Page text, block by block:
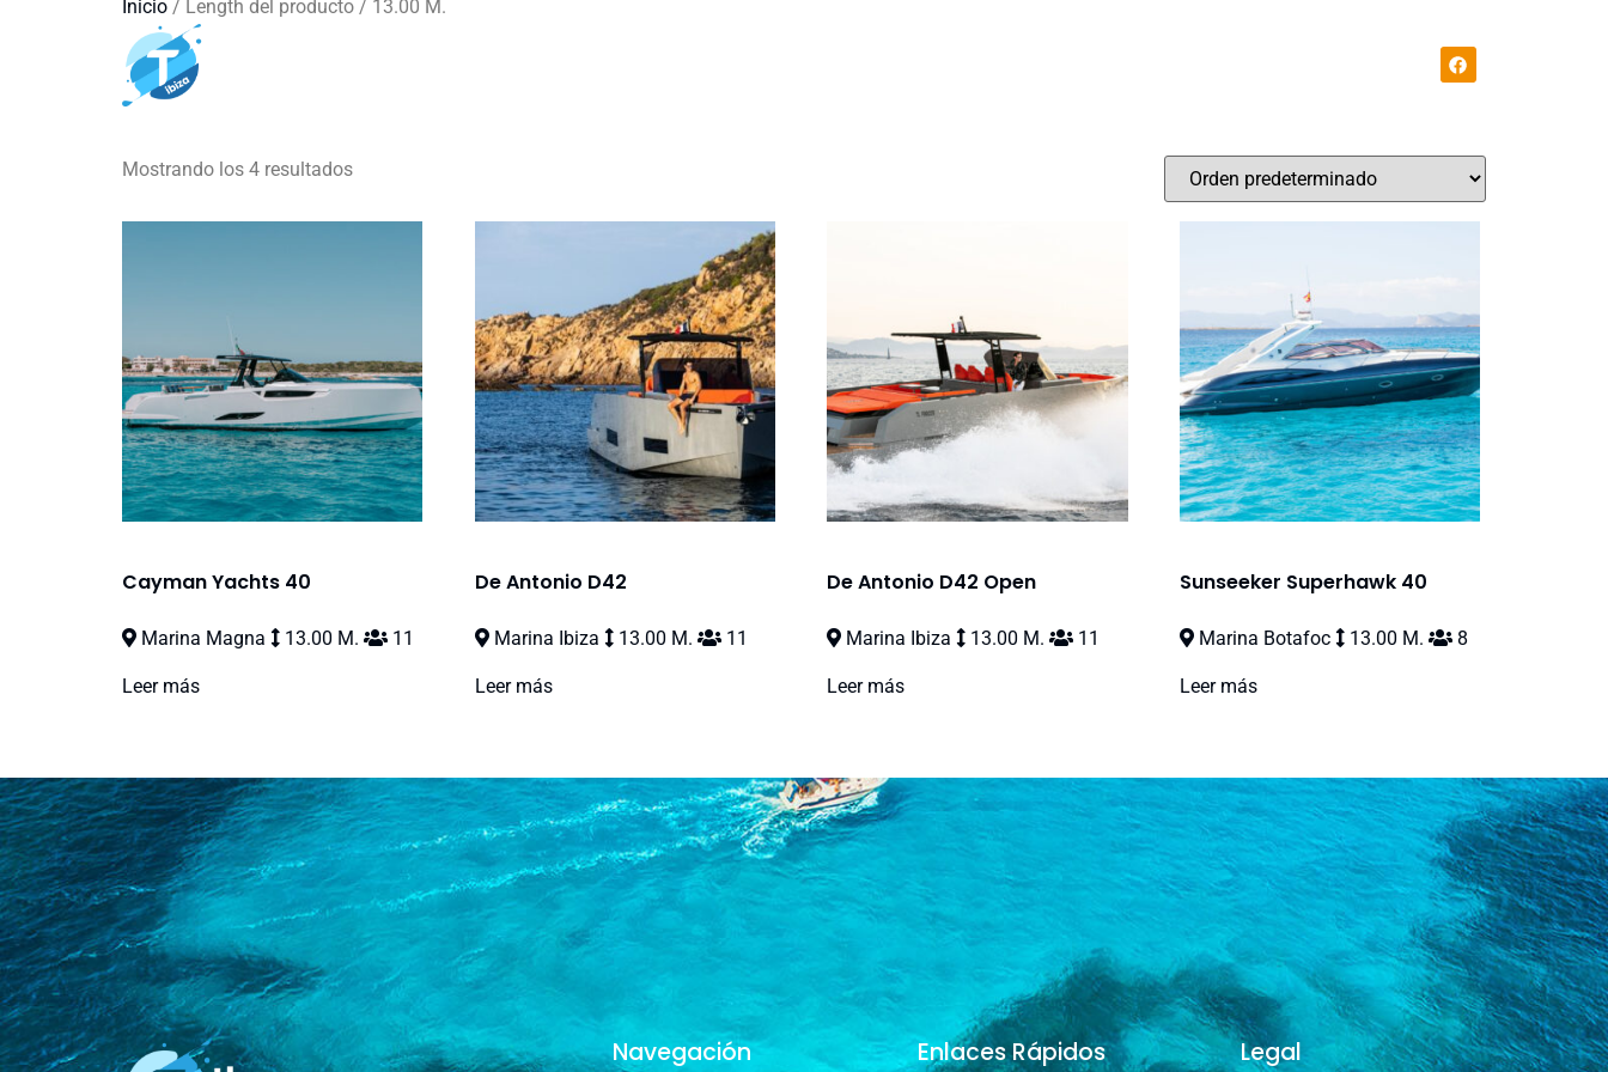
Inicio / Length del producto / 13.00 M.
13.00 M.
Mostrando los 4 resultados
Cayman Yachts 40
Marina Magna 13.00 M. 11
Leer más
De Antonio D42
Marina Ibiza 13.00 M. 11
Leer más
De Antonio D42 Open
Marina Ibiza 13.00 M. 11
Leer más
Sunseeker Superhawk 40
Marina Botafoc 13.00 M. 8
Leer más
Navegación Enlaces Rápidos Legal